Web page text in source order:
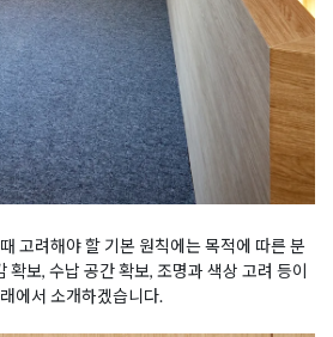
고려해야 할 기본 원칙에는 목적에 따른 분
확보, 수납 공간 확보, 조명과 색상 고려 등이
에서 소개하겠습니다.